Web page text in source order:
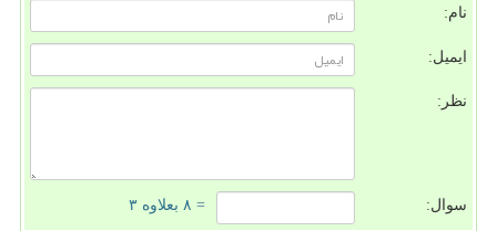
نام:
ایمیل:
نظر:
سوال: = ۸ بعلاوه ۳